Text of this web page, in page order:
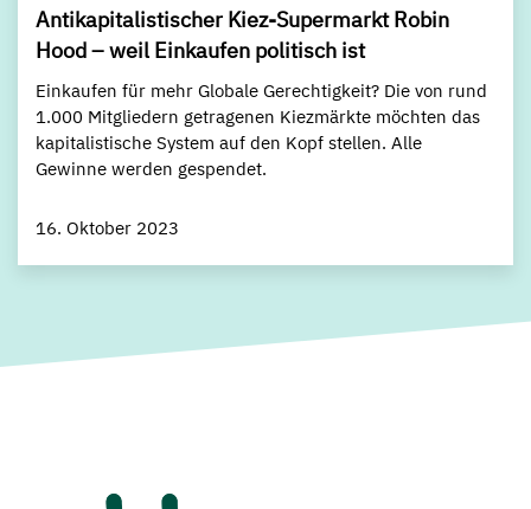
Antikapitalistischer Kiez-Supermarkt Robin
Hood – weil Einkaufen politisch ist
Einkaufen für mehr Globale Gerechtigkeit? Die von rund
1.000 Mitgliedern getragenen Kiezmärkte möchten das
kapitalistische System auf den Kopf stellen. Alle
Gewinne werden gespendet.
16. Oktober 2023